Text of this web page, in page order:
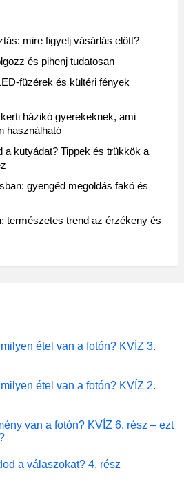
mire figyelj vásárlás előtt?
és pihenj tudatosan
füzérek és kültéri fények
házikó gyerekeknek, ami
használható
a kutyádat? Tippek és trükkök a
gyengéd megoldás fakó és
természetes trend az érzékeny és
étel van a fotón? KVÍZ 3.
étel van a fotón? KVÍZ 2.
van a fotón? KVÍZ 6. rész – ezt
a válaszokat? 4. rész